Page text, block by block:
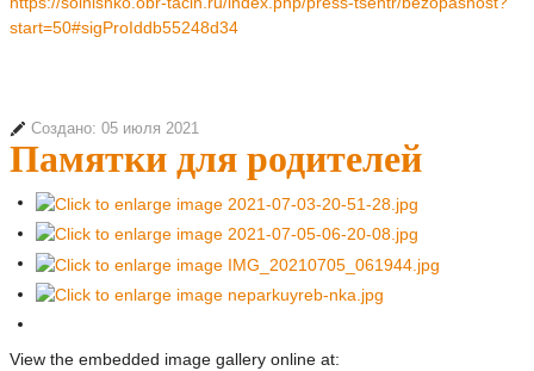
start=50#sigProIddb55248d34
Создано: 05 июля 2021
Памятки для родителей
View the embedded image gallery online at: